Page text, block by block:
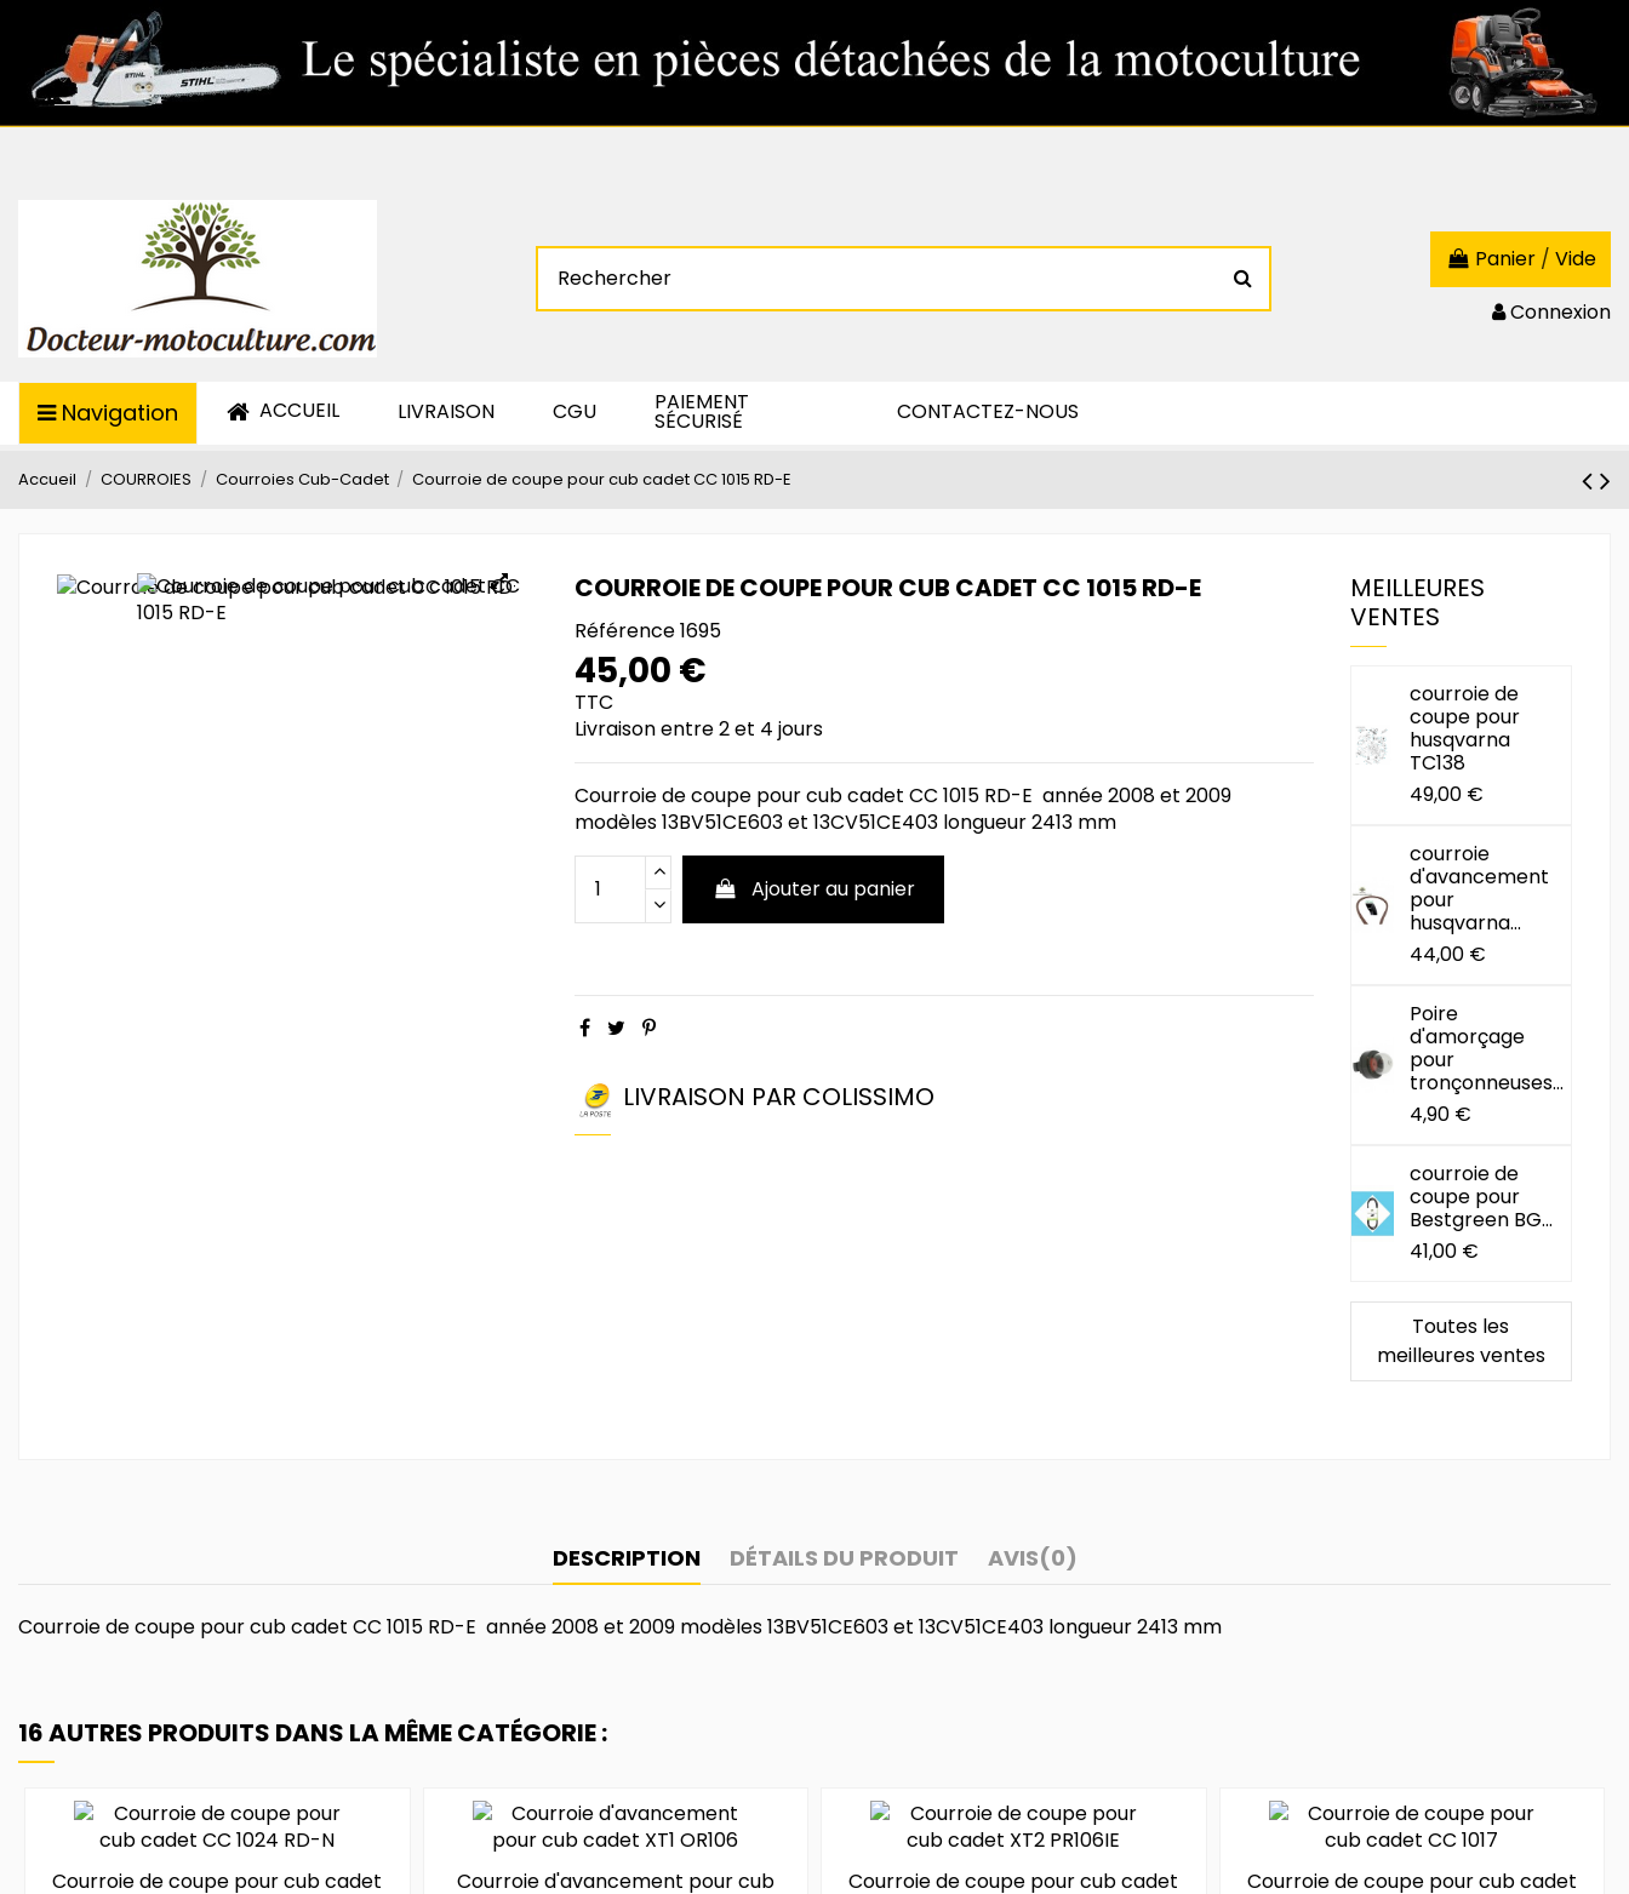
Panier / Vide
Connexion
Navigation ACCUEIL LIVRAISON CGU PAIEMENT
SÉCURISÉ CONTACTEZ-NOUS
Accueil COURROIES Courroies Cub-Cadet Courroie de coupe pour cub cadet CC 1015 RD-E
COURROIE DE COUPE POUR CUB CADET CC 1015 RD-E
Référence1695
45,00 €
TTC
Livraison entre 2 et 4 jours
Courroie de coupe pour cub cadet CC 1015 RD-E année 2008 et 2009
modèles 13BV51CE603 et 13CV51CE403 longueur 2413 mm
Ajouter au panier
LIVRAISON PAR COLISSIMO
MEILLEURES
VENTES
courroie de
coupe pour
husqvarna
TC138
49,00 €
courroie
d'avancement
pour
husqvarna...
44,00 €
Poire
d'amorçage
pour
tronçonneuses...
4,90 €
courroie de
coupe pour
Bestgreen BG...
41,00 €
Toutes les
meilleures ventes
DESCRIPTION DÉTAILS DU PRODUIT AVIS(0)
Courroie de coupe pour cub cadet CC 1015 RD-E année 2008 et 2009 modèles 13BV51CE603 et 13CV51CE403 longueur 2413 mm
16 AUTRES PRODUITS DANS LA MÊME CATÉGORIE :
Courroie de coupe pour cub cadet
Courroie d'avancement pour cub
Courroie de coupe pour cub cadet
Courroie de coupe pour cub cadet